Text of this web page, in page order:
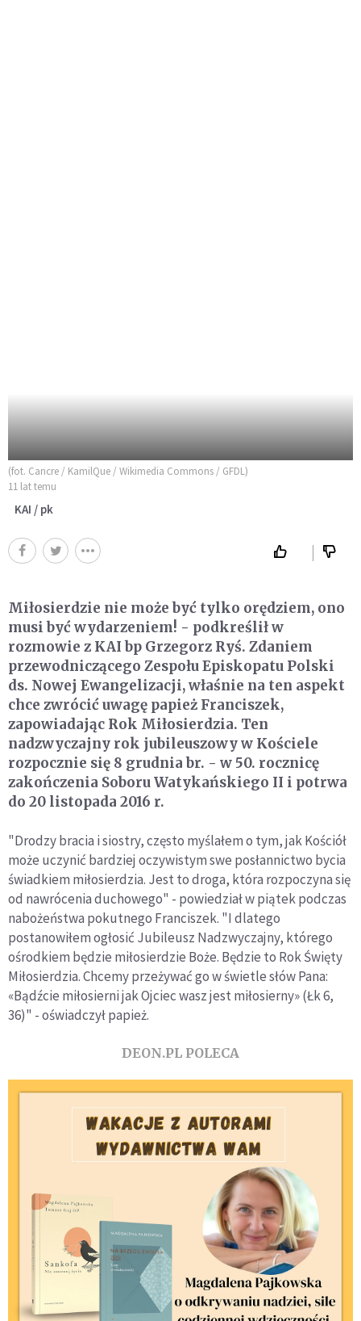
(fot. Cancre / KamilQue / Wikimedia Commons / GFDL)
11 lat temu
KAI / pk
Miłosierdzie nie może być tylko orędziem, ono
musi być wydarzeniem! - podkreślił w
rozmowie z KAI bp Grzegorz Ryś. Zdaniem
przewodniczącego Zespołu Episkopatu Polski
ds. Nowej Ewangelizacji, właśnie na ten aspekt
chce zwrócić uwagę papież Franciszek,
zapowiadając Rok Miłosierdzia. Ten
nadzwyczajny rok jubileuszowy w Kościele
rozpocznie się 8 grudnia br. - w 50. rocznicę
zakończenia Soboru Watykańskiego II i potrwa
do 20 listopada 2016 r.
"Drodzy bracia i siostry, często myślałem o tym, jak Kościół
może uczynić bardziej oczywistym swe posłannictwo bycia
świadkiem miłosierdzia. Jest to droga, która rozpoczyna się
od nawrócenia duchowego" - powiedział w piątek podczas
nabożeństwa pokutnego Franciszek. "I dlatego
postanowiłem ogłosić Jubileusz Nadzwyczajny, którego
ośrodkiem będzie miłosierdzie Boże. Będzie to Rok Święty
Miłosierdzia. Chcemy przeżywać go w świetle słów Pana:
«Bądźcie miłosierni jak Ojciec wasz jest miłosierny» (Łk 6,
36)" - oświadczył papież.
DEON.PL POLECA